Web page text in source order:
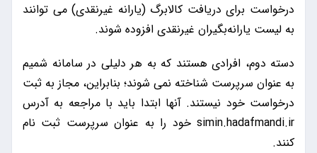
درخواست برای دریافت کالابرگ (یارانه غیرنقدی) می توانند
به لیست یارانه‌بگیران غیرنقدی افزوده شوند.
دسته دوم، افرادی هستند که به هر دلیلی در سامانه شمیم
به عنوان سرپرست شناخته نمی شوند؛ بنابراین، مجاز به ثبت
درخواست خود نیستند. آنها ابتدا باید با مراجعه به آدرس
simin.hadafmandi.ir خود را به عنوان سرپرست ثبت نام
کنند.